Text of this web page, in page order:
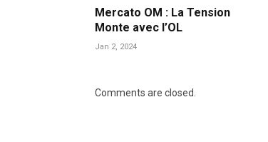
Mercato OM : La Tension
Monte avec l’OL
Jan 2, 2024
Comments are closed.